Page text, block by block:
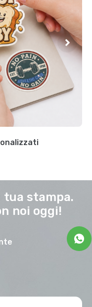
tua stampa.
noi oggi!